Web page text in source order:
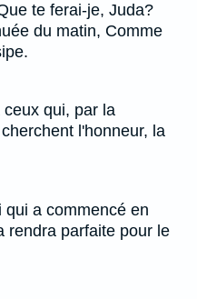
te ferai-je, Juda?
du matin, Comme
qui, par la
l'honneur, la
a commencé en
rendra parfaite pour le